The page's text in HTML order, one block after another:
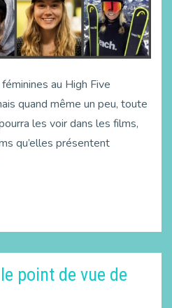
au High Five
quand même un peu, toute
les voir dans les films,
qu’elles présentent
point de vue de